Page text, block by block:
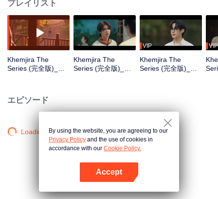
プレイリスト
Khemjira The
Series (完全版)_第
Khemjira The
Series (完全版)_第
VIP
Khemjira The
Series (完全版)_第
VIP
エピソード
Loading…By using the website, you are agreeing to our
Privacy Policy and the use of cookies in
accordance with our Cookie Policy.
Accept